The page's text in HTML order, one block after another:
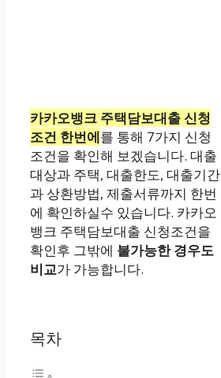
카카오뱅크 주택담보대출 신청
조건 한번에를 통해 7가지 신청
조건을 확인해 보겠습니다. 대출
대상과 주택, 대출한도, 대출기간
과 상환방법, 제출서류까지 한번
에 확인하실수 있습니다. 카카오
뱅크 주택담보대출 신청조건을
확인후 그밖에 불가능한 경우도
비교가 가능합니다.
목차